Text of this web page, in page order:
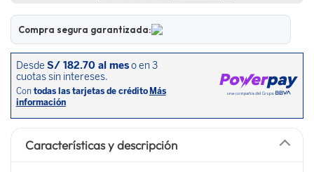
Compra segura garantizada:
Características y descripción